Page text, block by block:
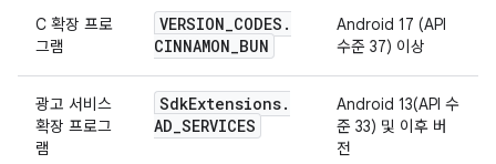
C 확장 프로
그램
VERSION_CODES .
CINNAMON_BUN
Android 17 (API
수준 37) 이상
광고 서비스
확장 프로그
램
SdkExtensions.
AD_SERVICES
Android 13(API 수
준 33) 및 이후 버
전